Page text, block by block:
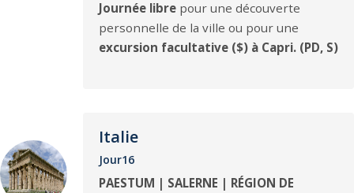
Journée libre pour une découverte
personnelle de la ville ou pour une
excursion facultative ($) à Capri. (PD, S)
Italie
Jour16
PAESTUM | SALERNE | RÉGION DE